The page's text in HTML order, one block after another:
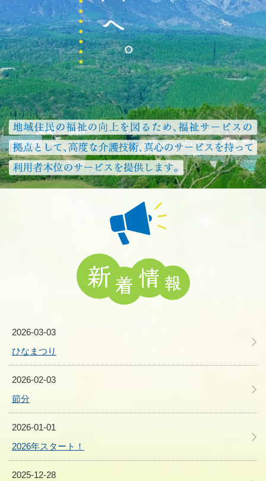
2026-03-03
ひなまつり
2026-02-03
節分
2026-01-01
2026年スタート！
2025-12-28